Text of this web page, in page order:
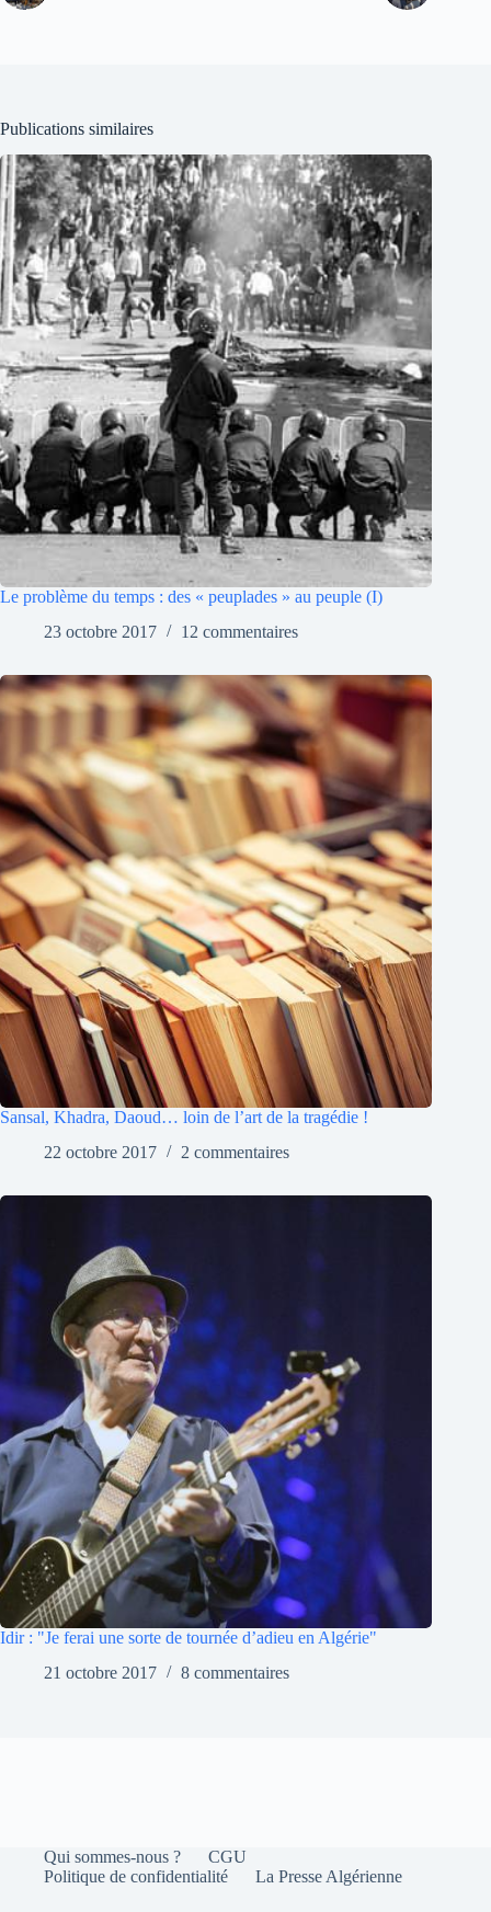
Publications similaires
Le problème du temps : des « peuplades » au peuple (I)
23 octobre 2017
12 commentaires
Sansal, Khadra, Daoud… loin de l’art de la tragédie !
22 octobre 2017
2 commentaires
Idir : "Je ferai une sorte de tournée d’adieu en Algérie"
21 octobre 2017
8 commentaires
Qui sommes-nous ?
CGU
Politique de confidentialité
La Presse Algérienne